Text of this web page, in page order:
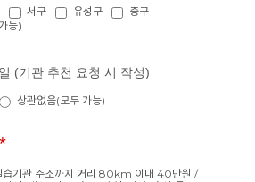
서구 유성구
중구
능)
(기관 추천 요청 시 작성)
상관없음(모두 가능)
습기관 주소까지 거리 80km 이내 40만원 /